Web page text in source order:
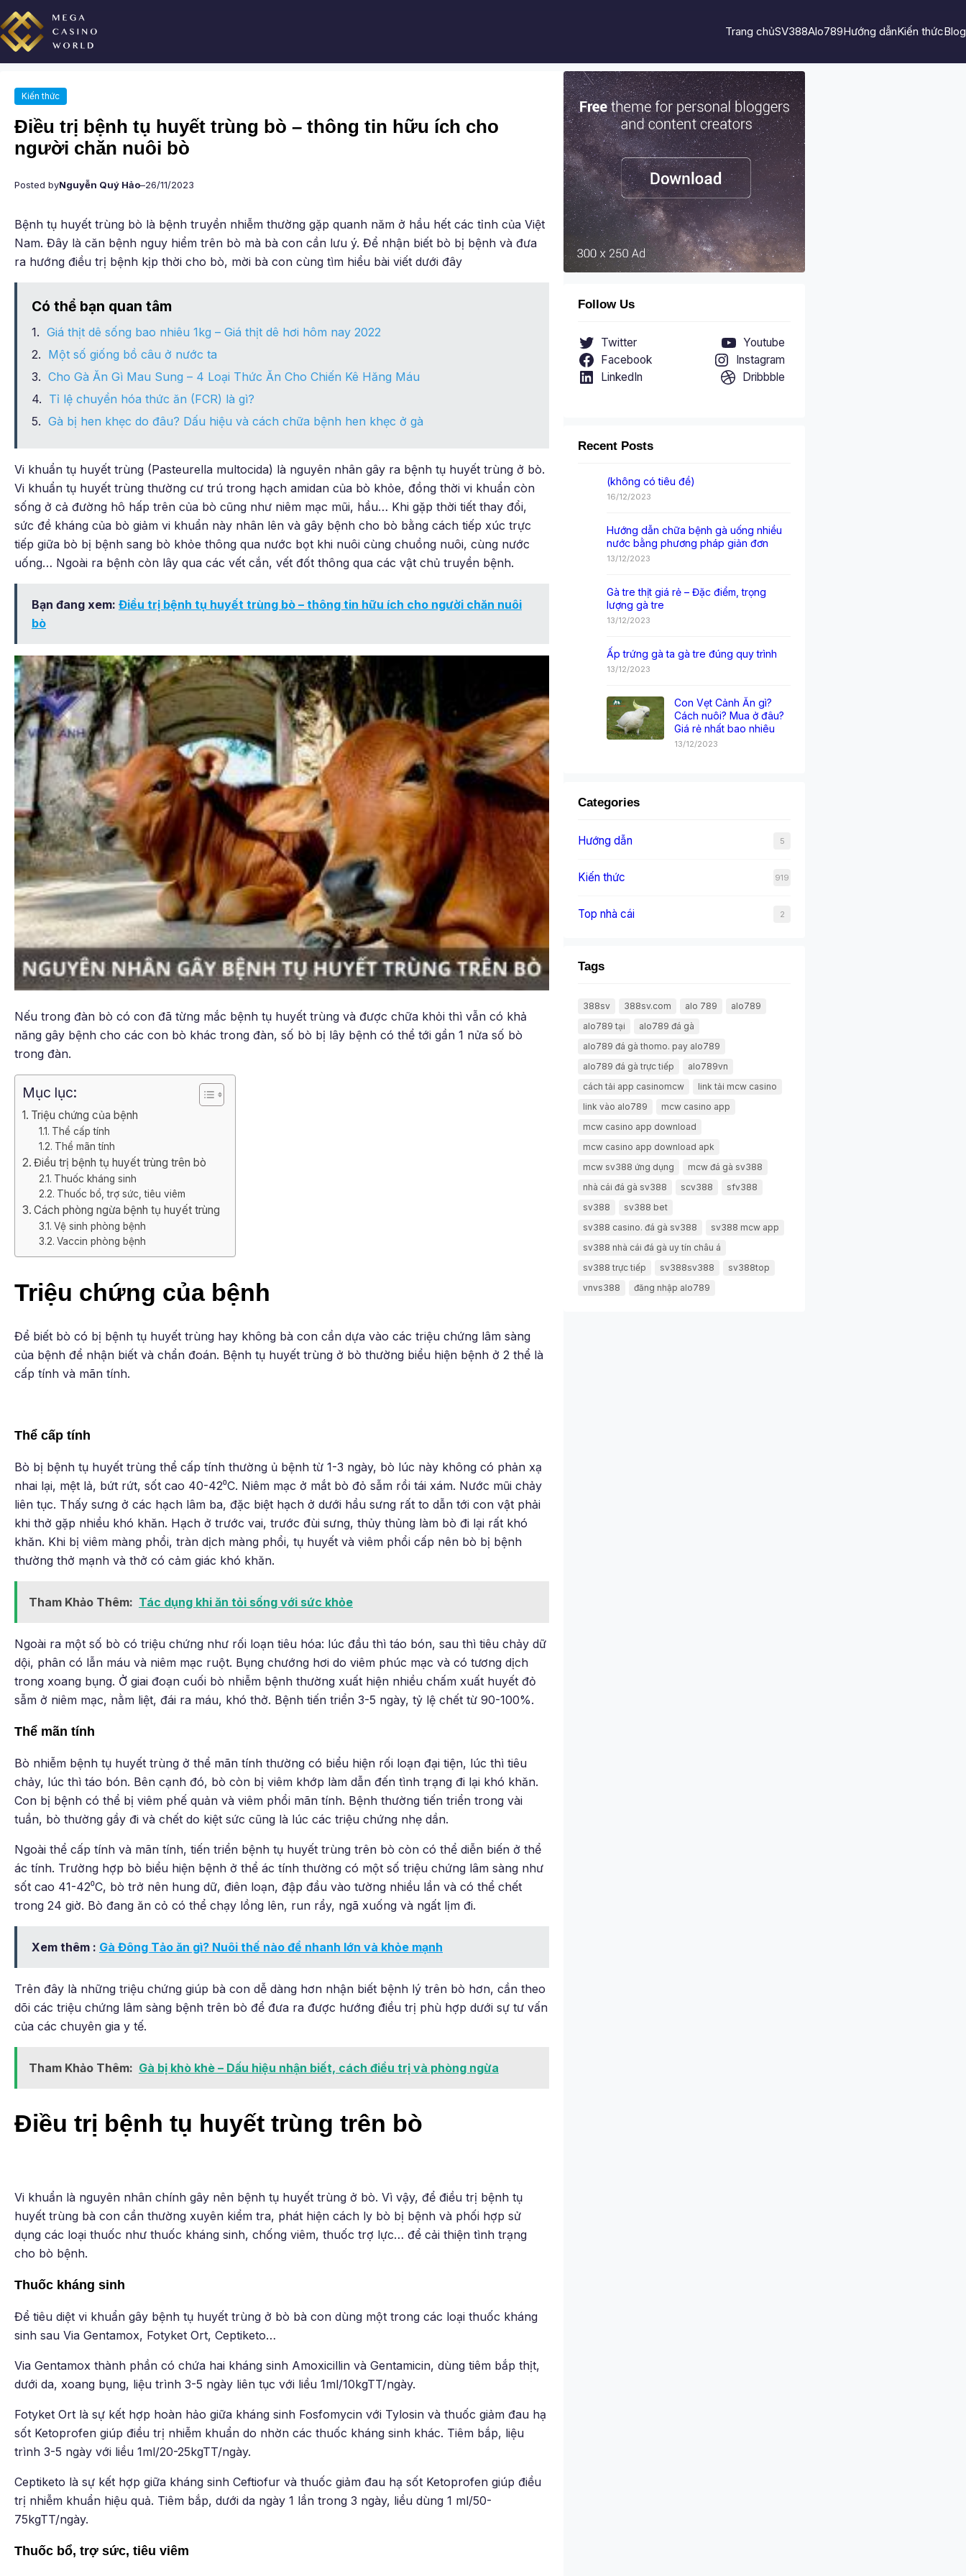
Chuyển
đến
phần
nội
Trang chủSV388Alo789Hướng dẫnKiến thứcBlog
Kiến thức
Điều trị bệnh tụ huyết trùng bò – thông tin hữu ích cho
người chăn nuôi bò
Posted byNguyễn Quý Hảo–26/11/2023
Bệnh tụ huyết trùng bò là bệnh truyền nhiễm thường gặp quanh năm ở hầu hết các tỉnh của Việt
Nam. Đây là căn bệnh nguy hiểm trên bò mà bà con cần lưu ý. Để nhận biết bò bị bệnh và đưa
ra hướng điều trị bệnh kịp thời cho bò, mời bà con cùng tìm hiểu bài viết dưới đây
Có thể bạn quan tâm
Giá thịt dê sống bao nhiêu 1kg – Giá thịt dê hơi hôm nay 2022
Một số giống bồ câu ở nước ta
Cho Gà Ăn Gì Mau Sung – 4 Loại Thức Ăn Cho Chiến Kê Hăng Máu
Tỉ lệ chuyển hóa thức ăn (FCR) là gì?
Gà bị hen khẹc do đâu? Dấu hiệu và cách chữa bệnh hen khẹc ở gà
Vi khuẩn tụ huyết trùng (Pasteurella multocida) là nguyên nhân gây ra bệnh tụ huyết trùng ở bò.
Vi khuẩn tụ huyết trùng thường cư trú trong hạch amidan của bò khỏe, đồng thời vi khuẩn còn
sống ở cả đường hô hấp trên của bò cũng như niêm mạc mũi, hầu… Khi gặp thời tiết thay đổi,
sức đề kháng của bò giảm vi khuẩn này nhân lên và gây bệnh cho bò bằng cách tiếp xúc trực
tiếp giữa bò bị bệnh sang bò khỏe thông qua nước bọt khi nuôi cùng chuồng nuôi, cùng nước
uống… Ngoài ra bệnh còn lây qua các vết cắn, vết đốt thông qua các vật chủ truyền bệnh.
Bạn đang xem: Điều trị bệnh tụ huyết trùng bò – thông tin hữu ích cho người chăn nuôi
bò
Nếu trong đàn bò có con đã từng mắc bệnh tụ huyết trùng và được chữa khỏi thì vẫn có khả
năng gây bệnh cho các con bò khác trong đàn, số bò bị lây bệnh có thể tới gần 1 nửa số bò
trong đàn.
Mục lục:
Triệu chứng của bệnh
Thể cấp tính
Thể mãn tính
Điều trị bệnh tụ huyết trùng trên bò
Thuốc kháng sinh
Thuốc bổ, trợ sức, tiêu viêm
Cách phòng ngừa bệnh tụ huyết trùng
Vệ sinh phòng bệnh
Vaccin phòng bệnh
Triệu chứng của bệnh
Để biết bò có bị bệnh tụ huyết trùng hay không bà con cần dựa vào các triệu chứng lâm sàng
của bệnh để nhận biết và chẩn đoán. Bệnh tụ huyết trùng ở bò thường biểu hiện bệnh ở 2 thể là
cấp tính và mãn tính.
Thể cấp tính
Bò bị bệnh tụ huyết trùng thể cấp tính thường ủ bệnh từ 1-3 ngày, bò lúc này không có phản xạ
nhai lại, mệt lả, bứt rứt, sốt cao 40-42⁰C. Niêm mạc ở mắt bò đỏ sẫm rồi tái xám. Nước mũi chảy
liên tục. Thấy sưng ở các hạch lâm ba, đặc biệt hạch ở dưới hầu sưng rất to dẫn tới con vật phải
khi thở gặp nhiều khó khăn. Hạch ở trước vai, trước đùi sưng, thủy thủng làm bò đi lại rất khó
khăn. Khi bị viêm màng phổi, tràn dịch màng phổi, tụ huyết và viêm phổi cấp nên bò bị bệnh
thường thở mạnh và thở có cảm giác khó khăn.
Tham Khảo Thêm: Tác dụng khi ăn tỏi sống với sức khỏe
Ngoài ra một số bò có triệu chứng như rối loạn tiêu hóa: lúc đầu thì táo bón, sau thì tiêu chảy dữ
dội, phân có lẫn máu và niêm mạc ruột. Bụng chướng hơi do viêm phúc mạc và có tương dịch
trong xoang bụng. Ở giai đoạn cuối bò nhiễm bệnh thường xuất hiện nhiều chấm xuất huyết đỏ
sẫm ở niêm mạc, nằm liệt, đái ra máu, khó thở. Bệnh tiến triển 3-5 ngày, tỷ lệ chết từ 90-100%.
Thể mãn tính
Bò nhiễm bệnh tụ huyết trùng ở thể mãn tính thường có biểu hiện rối loạn đại tiện, lúc thì tiêu
chảy, lúc thì táo bón. Bên cạnh đó, bò còn bị viêm khớp làm dẫn đến tình trạng đi lại khó khăn.
Con bị bệnh có thể bị viêm phế quản và viêm phổi mãn tính. Bệnh thường tiến triển trong vài
tuần, bò thường gầy đi và chết do kiệt sức cũng là lúc các triệu chứng nhẹ dần.
Ngoài thể cấp tính và mãn tính, tiến triển bệnh tụ huyết trùng trên bò còn có thể diễn biến ở thể
ác tính. Trường hợp bò biểu hiện bệnh ở thể ác tính thường có một số triệu chứng lâm sàng như
sốt cao 41-42⁰C, bò trở nên hung dữ, điên loạn, đập đầu vào tường nhiều lần và có thể chết
trong 24 giờ. Bò đang ăn cỏ có thể chạy lồng lên, run rẩy, ngã xuống và ngất lịm đi.
Xem thêm : Gà Đông Tảo ăn gì? Nuôi thế nào để nhanh lớn và khỏe mạnh
Trên đây là những triệu chứng giúp bà con dễ dàng hơn nhận biết bệnh lý trên bò hơn, cần theo
dõi các triệu chứng lâm sàng bệnh trên bò để đưa ra được hướng điều trị phù hợp dưới sự tư vấn
của các chuyên gia y tế.
Tham Khảo Thêm: Gà bị khò khè – Dấu hiệu nhận biết, cách điều trị và phòng ngừa
Điều trị bệnh tụ huyết trùng trên bò
Vi khuẩn là nguyên nhân chính gây nên bệnh tụ huyết trùng ở bò. Vì vậy, để điều trị bệnh tụ
huyết trùng bà con cần thường xuyên kiểm tra, phát hiện cách ly bò bị bệnh và phối hợp sử
dụng các loại thuốc như thuốc kháng sinh, chống viêm, thuốc trợ lực… để cải thiện tình trạng
cho bò bệnh.
Thuốc kháng sinh
Để tiêu diệt vi khuẩn gây bệnh tụ huyết trùng ở bò bà con dùng một trong các loại thuốc kháng
sinh sau Via Gentamox, Fotyket Ort, Ceptiketo…
Via Gentamox thành phần có chứa hai kháng sinh Amoxicillin và Gentamicin, dùng tiêm bắp thịt,
dưới da, xoang bụng, liệu trình 3-5 ngày liên tục với liều 1ml/10kgTT/ngày.
Fotyket Ort là sự kết hợp hoàn hảo giữa kháng sinh Fosfomycin với Tylosin và thuốc giảm đau hạ
sốt Ketoprofen giúp điều trị nhiễm khuẩn do nhờn các thuốc kháng sinh khác. Tiêm bắp, liệu
trình 3-5 ngày với liều 1ml/20-25kgTT/ngày.
Ceptiketo là sự kết hợp giữa kháng sinh Ceftiofur và thuốc giảm đau hạ sốt Ketoprofen giúp điều
trị nhiễm khuẩn hiệu quả. Tiêm bắp, dưới da ngày 1 lần trong 3 ngày, liều dùng 1 ml/50-
75kgTT/ngày.
Thuốc bổ, trợ sức, tiêu viêm
Follow Us
Twitter
Youtube
Facebook
Instagram
LinkedIn
Dribbble
Recent Posts
(không có tiêu đề)
16/12/2023
Hướng dẫn chữa bệnh gà uống nhiều
nước bằng phương pháp giản đơn
13/12/2023
Gà tre thịt giá rẻ – Đặc điểm, trọng
lượng gà tre
13/12/2023
Ấp trứng gà ta gà tre đúng quy trình
13/12/2023
Con Vẹt Cảnh Ăn gì?
Cách nuôi? Mua ở đâu?
Giá rẻ nhất bao nhiêu
13/12/2023
Categories
Hướng dẫn 5
Kiến thức 919
Top nhà cái 2
Tags
388sv 388sv.com alo 789
alo789
alo789 tại
alo789 đá gà
alo789 đá gà thomo. pay alo789
alo789 đá gà trực tiếp
alo789vn
cách tải app casinomcw
link tải mcw casino
link vào alo789
mcw casino app
mcw casino app download
mcw casino app download apk
mcw sv388 ứng dụng
mcw đá gà sv388
nhà cái đá gà sv388
scv388
sfv388
sv388
sv388 bet
sv388 casino. đá gà sv388
sv388 mcw app
sv388 nhà cái đá gà uy tín châu á
sv388 trực tiếp
sv388sv388
sv388top
vnvs388
đăng nhập alo789